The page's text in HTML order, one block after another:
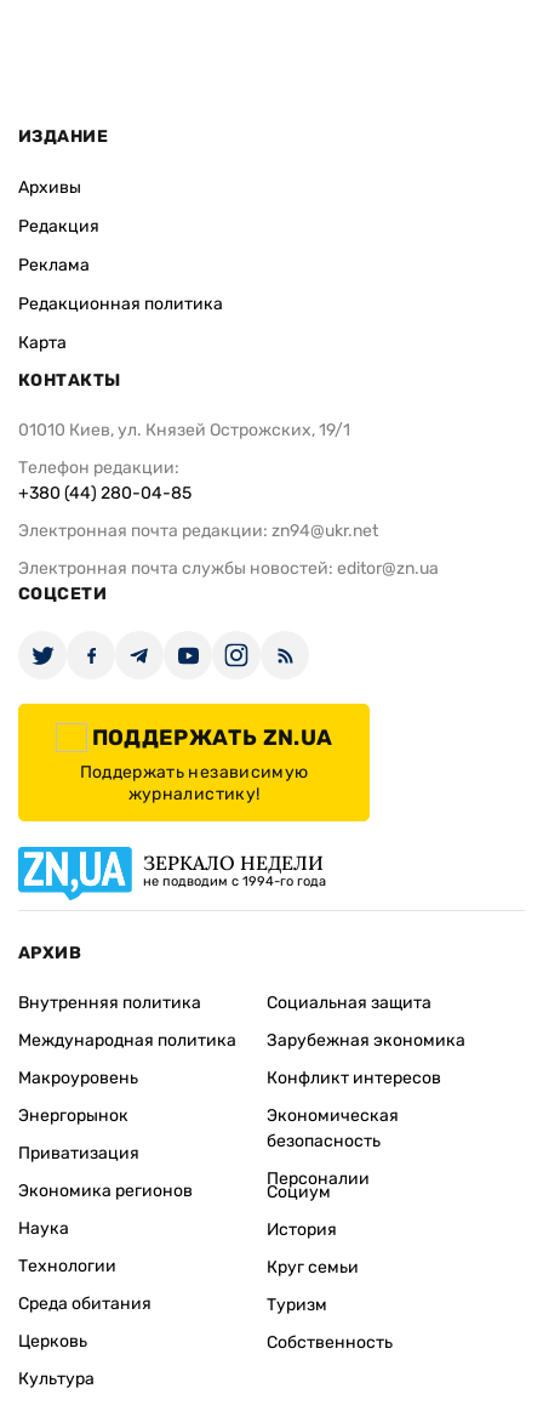
ИЗДАНИЕ
Архивы
Редакция
Реклама
Редакционная политика
Карта
КОНТАКТЫ
01010 Киев, ул. Князей Острожских, 19/1
Телефон редакции:
+380 (44) 280-04-85
Электронная почта редакции: zn94@ukr.net
Электронная почта службы новостей: editor@zn.ua
СОЦСЕТИ
ПОДДЕРЖАТЬ ZN.UA
Поддержать независимую
журналистику!
ЗЕРКАЛО НЕДЕЛИ
не подводим с 1994-го года
АРХИВ
Внутренняя политика
Международная политика
Макроуровень
Энергорынок
Приватизация
Экономика регионов
Социальная защита
Зарубежная экономика
Конфликт интересов
Экономическая
безопасность
Персоналии
Наука
Технологии
Среда обитания
Церковь
Культура
Социум
История
Круг семьи
Туризм
Собственность